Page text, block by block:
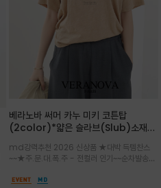
베라노바 써머 카누 미키 코튼탑
(2color)*얇은 슬라브(Slub)소재
하며, 몸에 잘 달라붙지 않아 쾌적
md강력추천 2026 신상품 ★대박 득템찬스
~~★주.문.대.폭.주 - 전컬러 인기~~순차발송중
드롭숄더 핏과 부드러운 라운드넥이 편안하며, 앞